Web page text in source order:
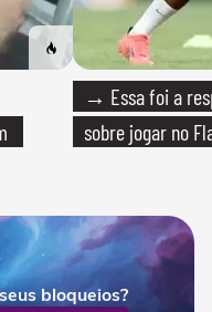
→ Essa foi a
sobre jogar no
bloqueios?